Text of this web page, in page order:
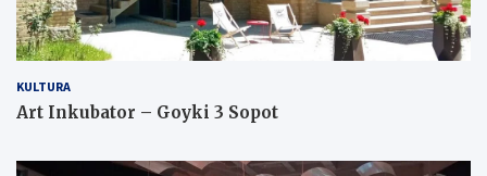
KULTURA
Art Inkubator – Goyki 3 Sopot